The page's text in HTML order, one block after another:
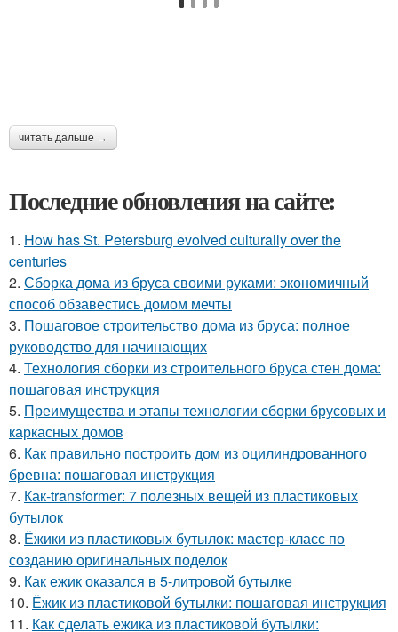
читать дальше →
Последние обновления на сайте:
1. How has St. Petersburg evolved culturally over the
centuries
2. Сборка дома из бруса своими руками: экономичный
способ обзавестись домом мечты
3. Пошаговое строительство дома из бруса: полное
руководство для начинающих
4. Технология сборки из строительного бруса стен дома:
пошаговая инструкция
5. Преимущества и этапы технологии сборки брусовых и
каркасных домов
6. Как правильно построить дом из оцилиндрованного
бревна: пошаговая инструкция
7. Как-transformer: 7 полезных вещей из пластиковых
бутылок
8. Ёжики из пластиковых бутылок: мастер-класс по
созданию оригинальных поделок
9. Как ежик оказался в 5-литровой бутылке
10. Ёжик из пластиковой бутылки: пошаговая инструкция
11. Как сделать ежика из пластиковой бутылки: